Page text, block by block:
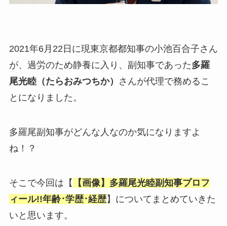
2021年6月22日に現東京都都知事の小池百合子さん
が、過労のため静養に入り、副知事であった多羅
尾光睦（たらおみつちか）
さんが代理で務めるこ
とになりました。
多羅尾副知事がどんな人なのか気になりますよ
ね！？
そこで今回は【
【画像】多羅尾光睦副知事プロフ
ィール!!年齢･学歴･経歴】についてまとめていきた
いと思います。